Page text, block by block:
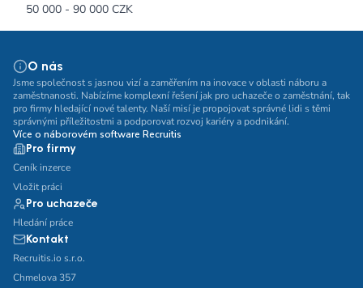
50 000 - 90 000 CZK
O nás
Jsme společnost s jasnou vizí a zaměřením na inovace v oblasti náboru a
zaměstnanosti. Nabízíme komplexní řešení jak pro uchazeče o zaměstnání, tak
pro firmy hledající nové talenty. Naší misí je propojovat správné lidi s těmi
správnými příležitostmi a podporovat rozvoj kariéry a podnikání.
Více o náborovém software Recruitis
Pro firmy
Ceník inzerce
Vložit práci
Pro uchazeče
Hledání práce
Kontakt
Recruitis.io s.r.o.
Chmelova 357